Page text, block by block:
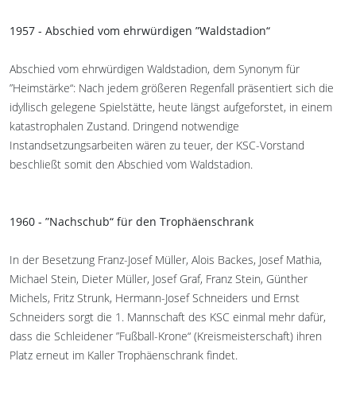
1957 - Abschied vom ehrwürdigen ”Waldstadion“
Abschied vom ehrwürdigen Waldstadion, dem Synonym für
”Heimstärke“: Nach jedem größeren Regenfall präsentiert sich die
idyllisch gelegene Spielstätte, heute längst aufgeforstet, in einem
katastrophalen Zustand. Dringend notwendige
Instandsetzungsarbeiten wären zu teuer, der KSC-Vorstand
beschließt somit den Abschied vom Waldstadion.
1960 - ”Nachschub“ für den Trophäenschrank
In der Besetzung Franz-Josef Müller, Alois Backes, Josef Mathia,
Michael Stein, Dieter Müller, Josef Graf, Franz Stein, Günther
Michels, Fritz Strunk, Hermann-Josef Schneiders und Ernst
Schneiders sorgt die 1. Mannschaft des KSC einmal mehr dafür,
dass die Schleidener ”Fußball-Krone“ (Kreismeisterschaft) ihren
Platz erneut im Kaller Trophäenschrank findet.